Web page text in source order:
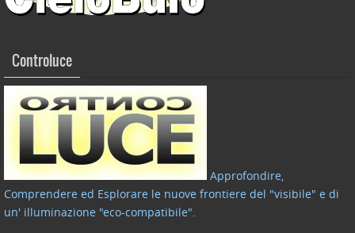
Controluce
Approfondire,
Comprendere ed Esplorare le nuove frontiere del "visibile" e di
un' illuminazione "eco-compatibile".